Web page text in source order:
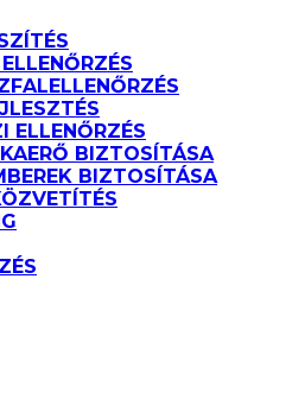
ELLENŐRZÉS
BIZTOSÍTÁSA
BIZTOSÍTÁSA